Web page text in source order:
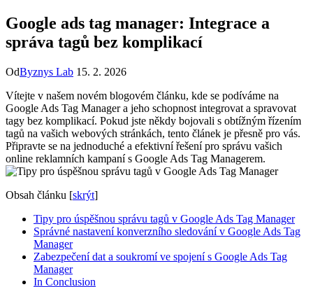
Google ads tag manager: Integrace a
správa tagů bez komplikací
OdByznys Lab 15. 2. 2026
Vítejte v našem novém blogovém článku, kde se podíváme na
Google Ads Tag Manager a jeho schopnost integrovat a spravovat
tagy bez komplikací. Pokud jste někdy bojovali s obtížným řízením
tagů na vašich webových stránkách, tento článek je přesně pro vás.
Připravte se na jednoduché a efektivní řešení pro správu vašich
online reklamních kampaní s Google Ads Tag Managerem.
Obsah článku [skrýt]
Tipy pro úspěšnou správu tagů v Google Ads Tag Manager
Správné nastavení konverzního sledování v Google Ads Tag
Manager
Zabezpečení dat a soukromí ve spojení s Google Ads Tag
Manager
In Conclusion